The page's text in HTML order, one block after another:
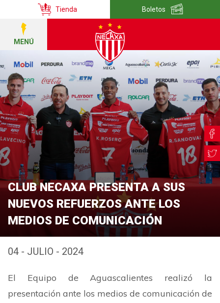
Tienda Boletos
MENÚ
CLUB NECAXA PRESENTA A SUS
NUEVOS REFUERZOS ANTE LOS
MEDIOS DE COMUNICACIÓN
04 - JULIO - 2024
El Equipo de Aguascalientes realizó la
presentación ante los medios de comunicación de